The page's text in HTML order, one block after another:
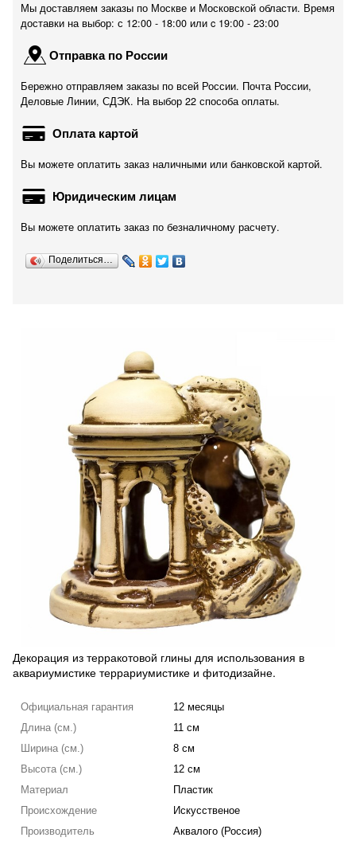
Мы доставляем заказы по Москве и Московской области. Время
доставки на выбор: с 12:00 - 18:00 или c 19:00 - 23:00
Отправка по России
Бережно отправляем заказы по всей России. Почта России,
Деловые Линии, СДЭК. На выбор 22 способа оплаты.
Оплата картой
Вы можете оплатить заказ наличными или банковской картой.
Юридическим лицам
Вы можете оплатить заказ по безналичному расчету.
Поделиться…
Декорация из терракотовой глины для использования в
аквариумистике террариумистике и фитодизайне.
Официальная гарантия
12 месяцы
Длина (см.)
11 см
Ширина (см.)
8 см
Высота (см.)
12 см
Материал
Пластик
Происхождение
Искусственое
Производитель
Аквалого (Россия)